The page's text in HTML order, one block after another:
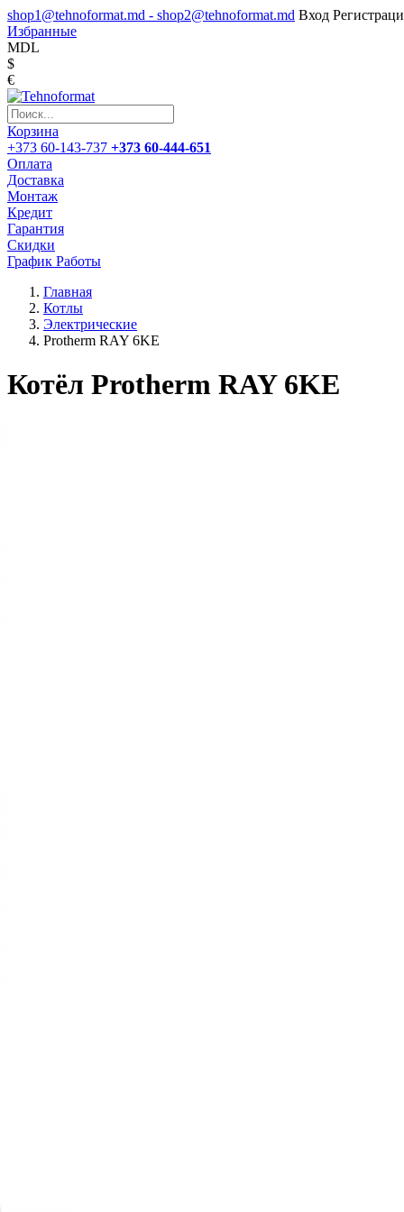
shop1@tehnoformat.md - shop2@tehnoformat.md Вход
Избранные
MDL
$
€
Корзина
+373 60-143-737 +373 60-444-651
Оплата
Доставка
Монтаж
Кредит
Гарантия
Скидки
График Работы
Главная
Котлы
Электрические
Protherm RAY 6KE
Котёл Protherm RAY 6KE